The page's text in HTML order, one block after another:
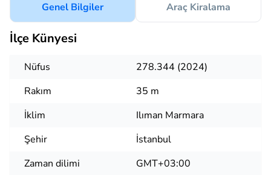
Genel Bilgiler Araç Kiralama
İlçe Künyesi
Nüfus
278.344 (2024)
Rakım
35 m
İklim
Ilıman Marmara
Şehir
İstanbul
Zaman dilimi
GMT+03:00